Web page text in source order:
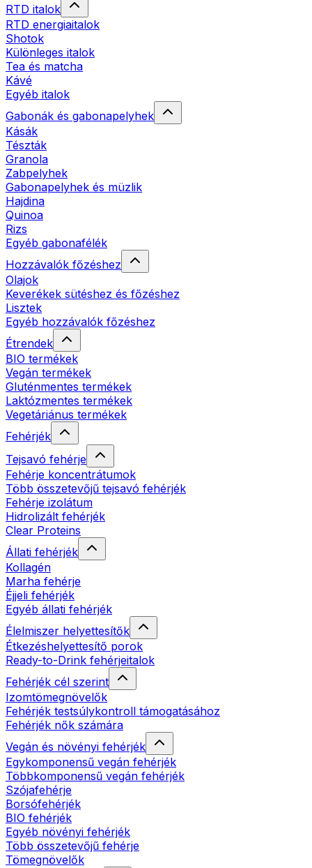
RTD italok
RTD energiaitalok
Shotok
Különleges italok
Tea és matcha
Kávé
Egyéb italok
Gabonák és gabonapelyhek
Kásák
Tészták
Granola
Zabpelyhek
Gabonapelyhek és müzlik
Hajdina
Quinoa
Rizs
Egyéb gabonafélék
Hozzávalók főzéshez
Olajok
Keverékek sütéshez és főzéshez
Lisztek
Egyéb hozzávalók főzéshez
Étrendek
BIO termékek
Vegán termékek
Gluténmentes termékek
Laktózmentes termékek
Vegetáriánus termékek
Fehérjék
Tejsavó fehérje
Fehérje koncentrátumok
Több összetevőjű tejsavó fehérjék
Fehérje izolátum
Hidrolizált fehérjék
Clear Proteins
Állati fehérjék
Kollagén
Marha fehérje
Éjjeli fehérjék
Egyéb állati fehérjék
Élelmiszer helyettesítők
Étkezéshelyettesítő porok
Ready-to-Drink fehérjeitalok
Fehérjék cél szerint
Izomtömegnövelők
Fehérjék testsúlykontroll támogatásához
Fehérjék nők számára
Vegán és növényi fehérjék
Egykomponensű vegán fehérjék
Többkomponensű vegán fehérjék
Szójafehérje
Borsófehérjék
BIO fehérjék
Egyéb növényi fehérjék
Több összetevőjű fehérje
Tömegnövelők